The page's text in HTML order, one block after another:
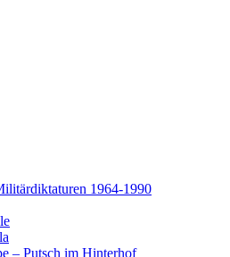
1964-1990
– Putsch im Hinterhof